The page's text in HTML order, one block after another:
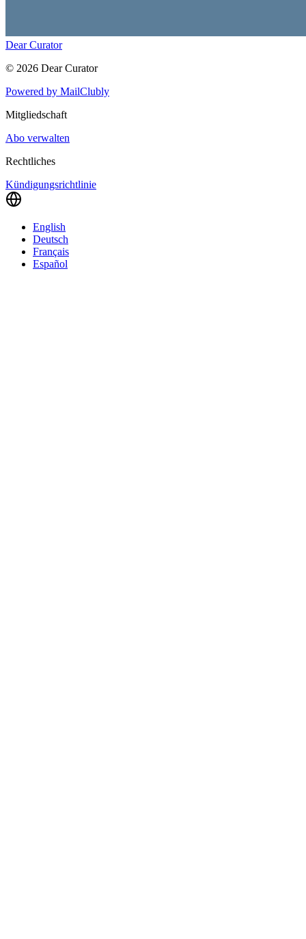
Dear Curator
© 2026 Dear Curator
Powered by MailClubly
Mitgliedschaft
Abo verwalten
Rechtliches
Kündigungsrichtlinie
English
Deutsch
Français
Español